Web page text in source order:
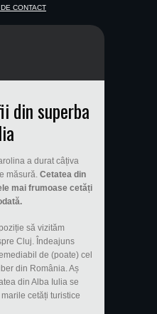
CONTACT
din superba
a durat câțiva
măsură. Cetatea din
mai frumoase cetăți
să vizităm
Cluj. Îndeajuns
de (poate) cel
din România. Aș
din Alba Iulia se
cetăți turistice